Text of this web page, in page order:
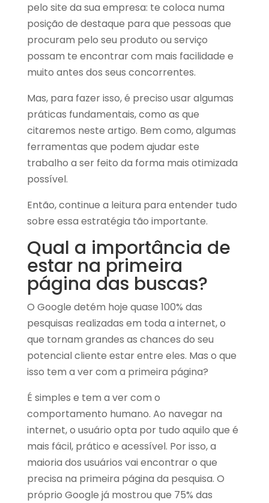
pelo site da sua empresa: te coloca numa
posição de destaque para que pessoas que
procuram pelo seu produto ou serviço
possam te encontrar com mais facilidade e
muito antes dos seus concorrentes.
Mas, para fazer isso, é preciso usar algumas
práticas fundamentais, como as que
citaremos neste artigo. Bem como, algumas
ferramentas que podem ajudar este
trabalho a ser feito da forma mais otimizada
possível.
Então, continue a leitura para entender tudo
sobre essa estratégia tão importante.
Qual a importância de
estar na primeira
página das buscas?
O Google detém hoje quase 100% das
pesquisas realizadas em toda a internet, o
que tornam grandes as chances do seu
potencial cliente estar entre eles. Mas o que
isso tem a ver com a primeira página?
É simples e tem a ver com o
comportamento humano. Ao navegar na
internet, o usuário opta por tudo aquilo que é
mais fácil, prático e acessível. Por isso, a
maioria dos usuários vai encontrar o que
precisa na primeira página da pesquisa. O
próprio Google já mostrou que 75% das